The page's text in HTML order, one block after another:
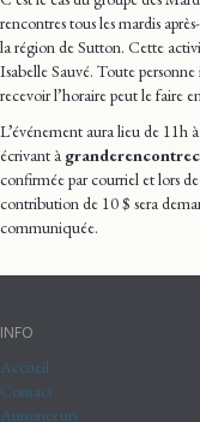
rencontres tous les mardis
la région de Sutton. Cette
Isabelle Sauvé. Toute
recevoir l’horaire peut le faire
L’événement aura lieu de 11h
écrivant à
confirmée par courriel et lors
contribution de 10 $ sera
communiquée.
INFO
Accueil
Contact
Annonceurs